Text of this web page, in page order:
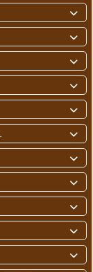










